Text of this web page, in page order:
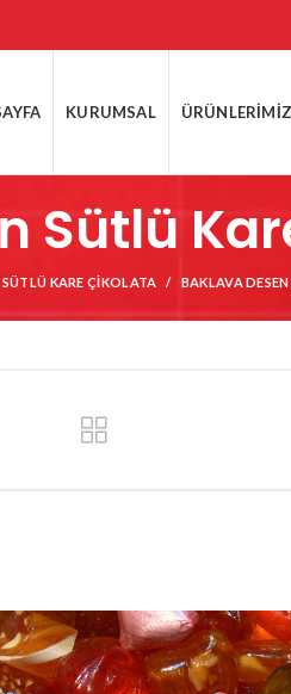
KURUMSAL ÜRÜNLERIMIZ
Sütlü
KARE ÇIKOLATA BAKLAVA